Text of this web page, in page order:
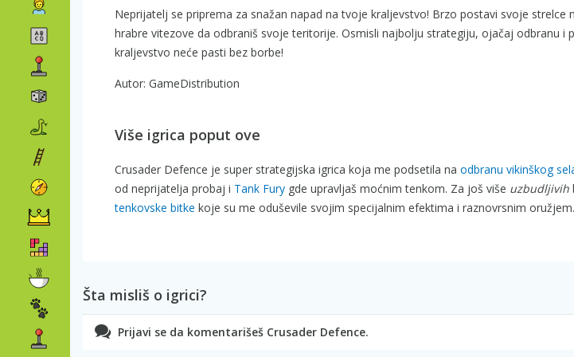
Neprijatelj se priprema za snažan napad na tvoje kraljevstvo! Brzo postavi svoje strelce
hrabre vitezove da odbraniš svoje teritorije. Osmisli najbolju strategiju, ojačaj odbranu i
kraljevstvo neće pasti bez borbe!
Autor: GameDistribution
Više igrica poput ove
Crusader Defence je super strategijska igrica koja me podsetila na odbranu vikinškog
od neprijatelja probaj i Tank Fury gde upravljaš moćnim tenkom. Za još više uzbudljivih
tenkovske bitke koje su me oduševile svojim specijalnim efektima i raznovrsnim oružjem.
Šta misliš o igrici?
Prijavi se da komentarišeš Crusader Defence.